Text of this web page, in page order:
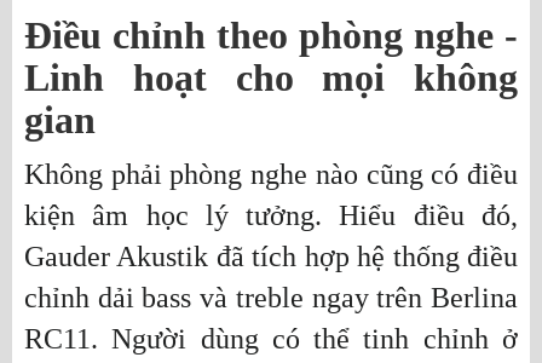
Điều chỉnh theo phòng nghe -
Linh hoạt cho mọi không
gian
Không phải phòng nghe nào cũng có điều
kiện âm học lý tưởng. Hiểu điều đó,
Gauder Akustik đã tích hợp hệ thống điều
chỉnh dải bass và treble ngay trên Berlina
RC11. Người dùng có thể tinh chỉnh ở